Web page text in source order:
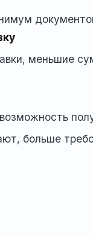
меньшие
больше